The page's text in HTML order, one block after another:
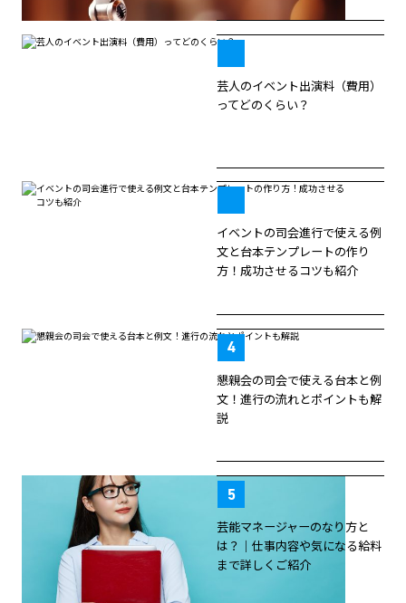
芸人のイベント出演料（費用）
ってどのくらい？
イベントの司会進行で使える例
文と台本テンプレートの作り
方！成功させるコツも紹介
懇親会の司会で使える台本と例
文！進行の流れとポイントも解
説
芸能マネージャーのなり方と
は？｜仕事内容や気になる給料
まで詳しくご紹介